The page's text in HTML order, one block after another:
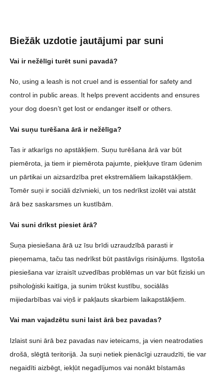
Biežāk uzdotie jautājumi par suni
Vai ir nežēlīgi turēt suni pavadā?
No, using a leash is not cruel and is essential for safety and
control in public areas. It helps prevent accidents and ensures
your dog doesn’t get lost or endanger itself or others.
Vai suņu turēšana ārā ir nežēlīga?
Tas ir atkarīgs no apstākļiem. Suņu turēšana ārā var būt
piemērota, ja tiem ir piemērota pajumte, piekļuve tīram ūdenim
un pārtikai un aizsardzība pret ekstremāliem laikapstākļiem.
Tomēr suņi ir sociāli dzīvnieki, un tos nedrīkst izolēt vai atstāt
ārā bez saskarsmes un kustībām.
Vai suni drīkst piesiet ārā?
Suņa piesiešana ārā uz īsu brīdi uzraudzībā parasti ir
pieņemama, taču tas nedrīkst būt pastāvīgs risinājums. Ilgstoša
piesiešana var izraisīt uzvedības problēmas un var būt fiziski un
psiholoģiski kaitīga, ja sunim trūkst kustību, sociālās
mijiedarbības vai viņš ir pakļauts skarbiem laikapstākļiem.
Vai man vajadzētu suni laist ārā bez pavadas?
Izlaist suni ārā bez pavadas nav ieteicams, ja vien neatrodaties
drošā, slēgtā teritorijā. Ja suņi netiek pienācīgi uzraudzīti, tie var
negaidīti aizbēgt, iekļūt negadījumos vai nonākt bīstamās